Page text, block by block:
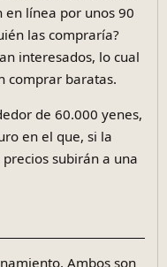
en línea por unos 90
las compraría?
interesados, lo cual
comprar baratas.
de 60.000 yenes,
en el que, si la
subirán a una
Ambos son